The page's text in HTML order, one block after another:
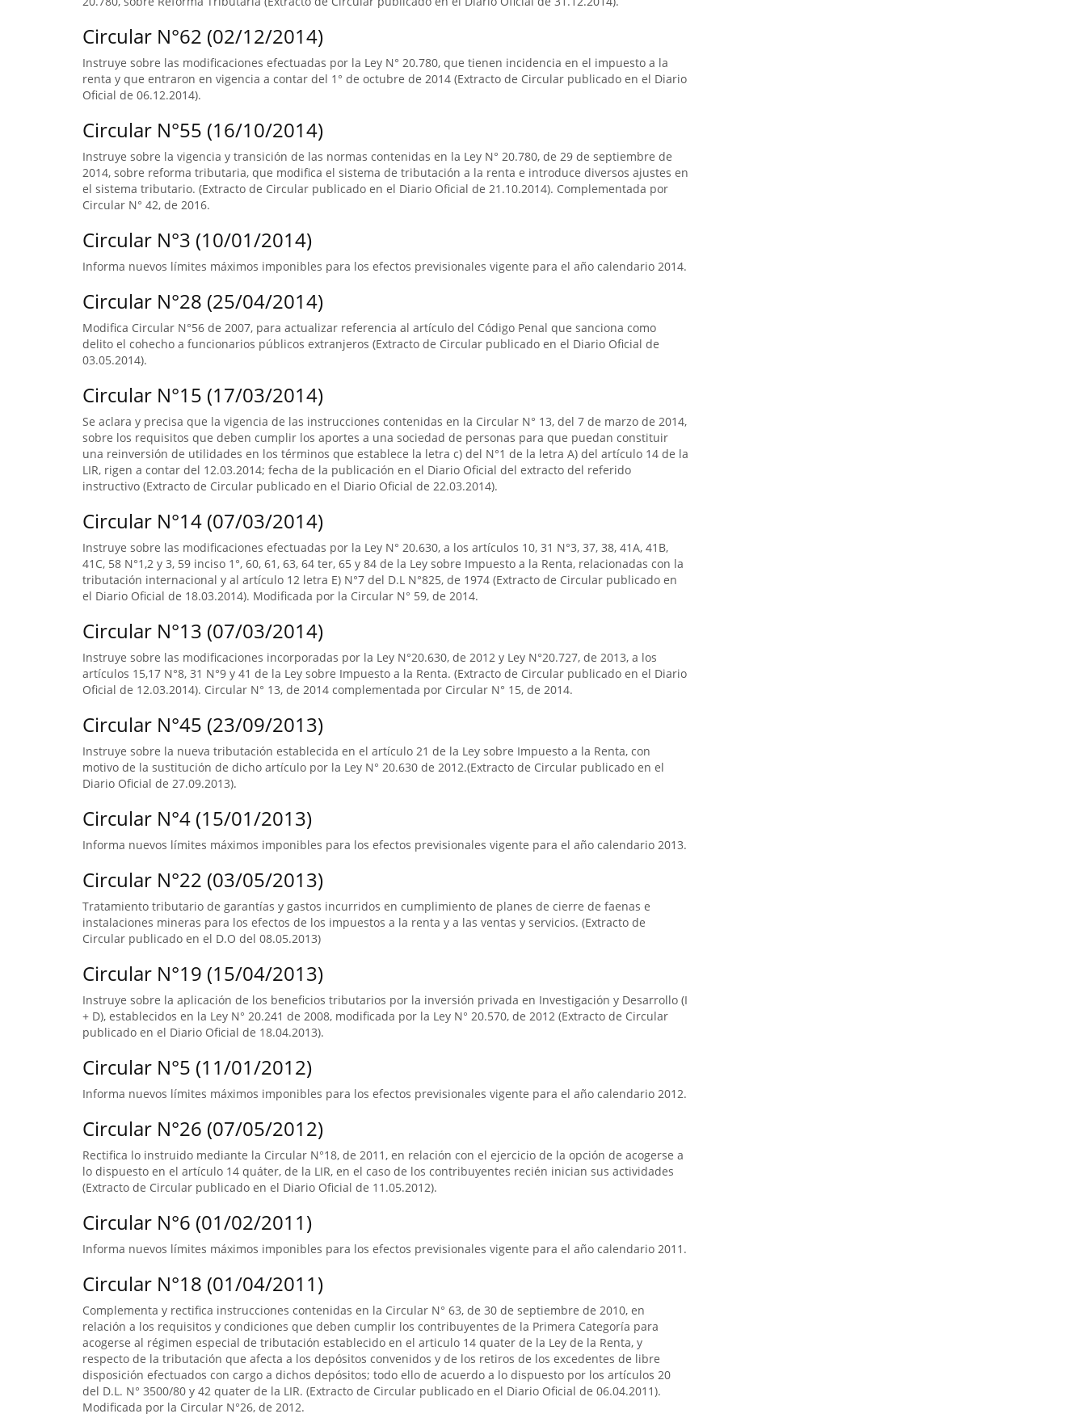
Circular N°62 (02/12/2014)
Instruye sobre las modificaciones efectuadas por la Ley N° 20.780, que tienen incidencia en el impuesto a la
renta y que entraron en vigencia a contar del 1° de octubre de 2014 (Extracto de Circular publicado en el Diario
Oficial de 06.12.2014).
Circular N°55 (16/10/2014)
Instruye sobre la vigencia y transición de las normas contenidas en la Ley N° 20.780, de 29 de septiembre de
2014, sobre reforma tributaria, que modifica el sistema de tributación a la renta e introduce diversos ajustes en
el sistema tributario. (Extracto de Circular publicado en el Diario Oficial de 21.10.2014). Complementada por
Circular N° 42, de 2016.
Circular N°3 (10/01/2014)
Informa nuevos límites máximos imponibles para los efectos previsionales vigente para el año calendario 2014.
Circular N°28 (25/04/2014)
Modifica Circular N°56 de 2007, para actualizar referencia al artículo del Código Penal que sanciona como
delito el cohecho a funcionarios públicos extranjeros (Extracto de Circular publicado en el Diario Oficial de
03.05.2014).
Circular N°15 (17/03/2014)
Se aclara y precisa que la vigencia de las instrucciones contenidas en la Circular N° 13, del 7 de marzo de 2014,
sobre los requisitos que deben cumplir los aportes a una sociedad de personas para que puedan constituir
una reinversión de utilidades en los términos que establece la letra c) del N°1 de la letra A) del artículo 14 de la
LIR, rigen a contar del 12.03.2014; fecha de la publicación en el Diario Oficial del extracto del referido
instructivo (Extracto de Circular publicado en el Diario Oficial de 22.03.2014).
Circular N°14 (07/03/2014)
Instruye sobre las modificaciones efectuadas por la Ley N° 20.630, a los artículos 10, 31 N°3, 37, 38, 41A, 41B,
41C, 58 N°1,2 y 3, 59 inciso 1°, 60, 61, 63, 64 ter, 65 y 84 de la Ley sobre Impuesto a la Renta, relacionadas con la
tributación internacional y al artículo 12 letra E) N°7 del D.L N°825, de 1974 (Extracto de Circular publicado en
el Diario Oficial de 18.03.2014). Modificada por la Circular N° 59, de 2014.
Circular N°13 (07/03/2014)
Instruye sobre las modificaciones incorporadas por la Ley N°20.630, de 2012 y Ley N°20.727, de 2013, a los
artículos 15,17 N°8, 31 N°9 y 41 de la Ley sobre Impuesto a la Renta. (Extracto de Circular publicado en el Diario
Oficial de 12.03.2014). Circular N° 13, de 2014 complementada por Circular N° 15, de 2014.
Circular N°45 (23/09/2013)
Instruye sobre la nueva tributación establecida en el artículo 21 de la Ley sobre Impuesto a la Renta, con
motivo de la sustitución de dicho artículo por la Ley N° 20.630 de 2012.(Extracto de Circular publicado en el
Diario Oficial de 27.09.2013).
Circular N°4 (15/01/2013)
Informa nuevos límites máximos imponibles para los efectos previsionales vigente para el año calendario 2013.
Circular N°22 (03/05/2013)
Tratamiento tributario de garantías y gastos incurridos en cumplimiento de planes de cierre de faenas e
instalaciones mineras para los efectos de los impuestos a la renta y a las ventas y servicios. (Extracto de
Circular publicado en el D.O del 08.05.2013)
Circular N°19 (15/04/2013)
Instruye sobre la aplicación de los beneficios tributarios por la inversión privada en Investigación y Desarrollo (I
+ D), establecidos en la Ley N° 20.241 de 2008, modificada por la Ley N° 20.570, de 2012 (Extracto de Circular
publicado en el Diario Oficial de 18.04.2013).
Circular N°5 (11/01/2012)
Informa nuevos límites máximos imponibles para los efectos previsionales vigente para el año calendario 2012.
Circular N°26 (07/05/2012)
Rectifica lo instruido mediante la Circular N°18, de 2011, en relación con el ejercicio de la opción de acogerse a
lo dispuesto en el artículo 14 quáter, de la LIR, en el caso de los contribuyentes recién inician sus actividades
(Extracto de Circular publicado en el Diario Oficial de 11.05.2012).
Circular N°6 (01/02/2011)
Informa nuevos límites máximos imponibles para los efectos previsionales vigente para el año calendario 2011.
Circular N°18 (01/04/2011)
Complementa y rectifica instrucciones contenidas en la Circular N° 63, de 30 de septiembre de 2010, en
relación a los requisitos y condiciones que deben cumplir los contribuyentes de la Primera Categoría para
acogerse al régimen especial de tributación establecido en el articulo 14 quater de la Ley de la Renta, y
respecto de la tributación que afecta a los depósitos convenidos y de los retiros de los excedentes de libre
disposición efectuados con cargo a dichos depósitos; todo ello de acuerdo a lo dispuesto por los artículos 20
del D.L. N° 3500/80 y 42 quater de la LIR. (Extracto de Circular publicado en el Diario Oficial de 06.04.2011).
Modificada por la Circular N°26, de 2012.